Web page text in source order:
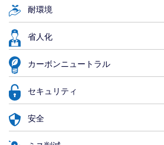
耐環境
省人化
カーボンニュートラル
セキュリティ
安全